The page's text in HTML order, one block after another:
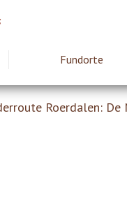
Fundorte
Roerdalen: